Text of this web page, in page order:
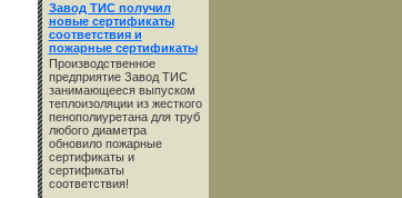
Завод ТИС получил
новые сертификаты
соответствия и
пожарные сертификаты
Производственное
предприятие Завод ТИС
занимающееся выпуском
теплоизоляции из жесткого
пенополиуретана для труб
любого диаметра
обновило пожарные
сертификаты и
сертификаты
соответствия!